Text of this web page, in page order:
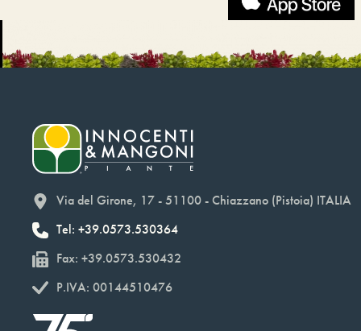
Via del Girone, 17 - 51100 - Chiazzano (Pistoia) ITALIA
Tel: +39.0573.530364
Fax: +39.0573.530432
P.IVA: 00144510476